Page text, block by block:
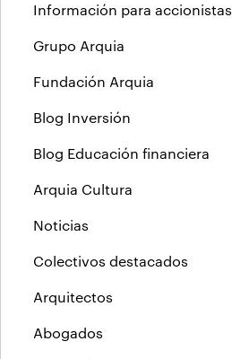
Información para accionistas
Grupo Arquia
Fundación Arquia
Blog Inversión
Blog Educación financiera
Arquia Cultura
Noticias
Colectivos destacados
Arquitectos
Abogados